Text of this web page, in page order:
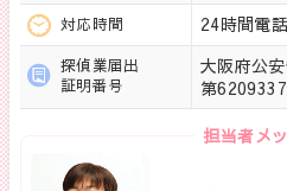
対応時間 24時間電
探偵業届出
証明番号
大阪府公
第
担当者メ